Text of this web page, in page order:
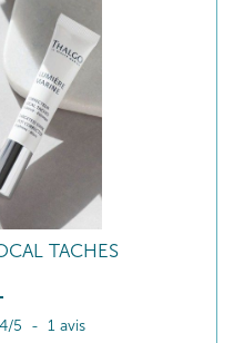
TACHES
4/5 - 1 avis